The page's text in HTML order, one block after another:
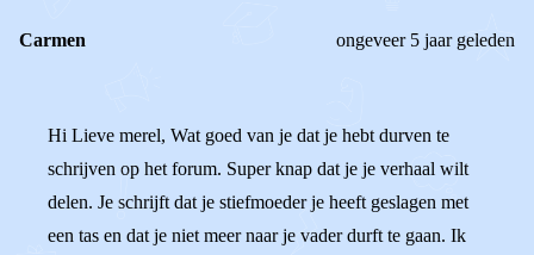
Carmen ongeveer 5 jaar geleden
Hi Lieve merel, Wat goed van je dat je hebt durven te
schrijven op het forum. Super knap dat je je verhaal wilt
delen. Je schrijft dat je stiefmoeder je heeft geslagen met
een tas en dat je niet meer naar je vader durft te gaan. Ik